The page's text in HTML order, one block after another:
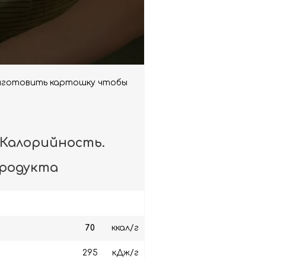
картошку чтобы
70 ккал/г
295 кДж/г